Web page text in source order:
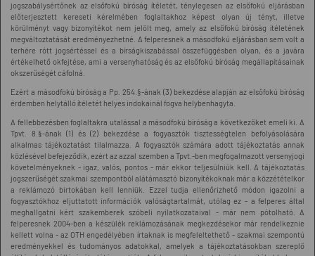
jogszabálysértőnek az elsőfokú bíróság ítéletét, ténylegesen az elsőfokú eljárásban
előterjesztett kereseti kérelmében foglaltakhoz képest olyan új tényt, illetve
körülményt vagy bizonyítékot nem jelölt meg, amely az elsőfokú bíróság ítéletének
megváltoztatását eredményezhetné. A felperesnek a másodfokú eljárásban sem volt a
terhére rótt jogsértéssel és a bírságkiszabással összefüggésben olyan, és a javára
értékelhető okfejtése, ami a versenyhatóság és az elsőfokú bíróság megállapításainak
okszerűségét cáfolná.
Ezért a másodfokú bíróság a Pp. 254.§-ának (3) bekezdése alapján az elsőfokú bíróság
érdemben helytálló ítéletét helyes indokainál fogva helybenhagyta.
A fellebbezésben foglaltakra utalással a másodfokú bíróság a következőket emeli ki. A
Tpvt. 8.§-ának (1) és (2) bekezdése a fogyasztók tisztességtelen befolyásolására
alkalmas tájékoztatást tilalmazza. A fogyasztók számára adott tájékoztatás annak
közlésével befejeződik, ezért az azzal szemben a Tpvt.-ben megfogalmazott versenyjogi
követelményeknek - igaz, valós, pontos - már ekkor teljesülniük kell. A tájékoztatás
jogszerűségét szakmai szempontból alátámasztó bizonyítékoknak már a közzétételkor
a reklámozó birtokában kell lenniük. Ezzel tudja ellenőrizhető módon igazolni a
fogyasztókhoz eljuttatott információk valóságtartalmát, utólag ez - a felperes által
meghallgatni kért szakemberek szóbeli nyilatkozataival - már nem pótolható. A
felperesnek 2004-ben a készülék reklámozásának megkezdésekor már rendelkeznie
kellett volna - az OTH engedélyében írtaknak is megfeleltethető - szakmai szempontú
eredményekkel és tudományos adatokkal, amelyek a tájékoztatásokban szereplő